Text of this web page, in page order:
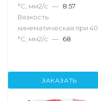
°С, мм2/с — 8.57
Вязкость
кинематическая при 40
°С, мм2/с — 68
ЗАКАЗАТЬ